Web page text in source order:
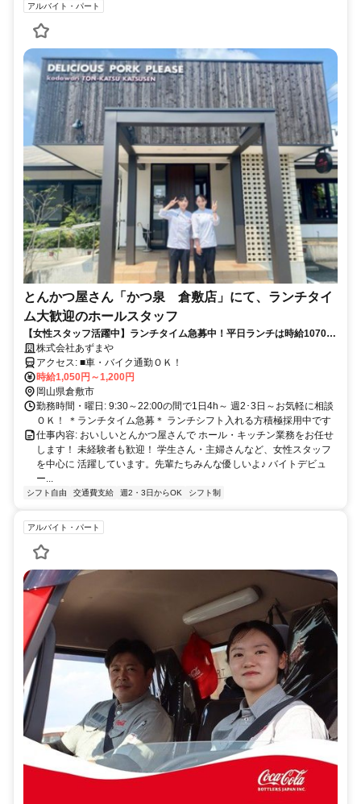
アルバイト・パート
とんかつ屋さん「かつ泉 倉敷店」にて、ランチタイ
ム大歓迎のホールスタッフ
【女性スタッフ活躍中】ランチタイム急募中！平日ランチは時給1070
円！/希望シフト制/バイトデビューも大歓迎！
株式会社あずまや
アクセス: ■車・バイク通勤ＯＫ！
時給1,050円～1,200円
岡山県倉敷市
勤務時間・曜日: 9:30～22:00の間で1日4h～ 週2･3日～お気軽に相談
ＯＫ！ ＊ランチタイム急募＊ ランチシフト入れる方積極採用中です
仕事内容: おいしいとんかつ屋さんで ホール・キッチン業務をお任せ
します！ 未経験者も歓迎！ 学生さん・主婦さんなど、女性スタッフ
を中心に 活躍しています。先輩たちみんな優しいよ♪ バイトデビュ
ー...
シフト自由 交通費支給 週2・3日からOK シフト制
アルバイト・パート